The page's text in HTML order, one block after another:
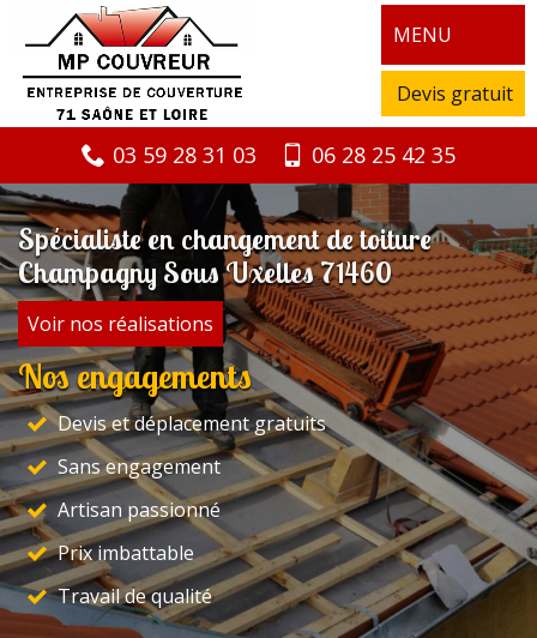
MENU
Devis gratuit
03 59 28 31 03 06 28 25 42 35
Spécialiste en changement de toiture
Champagny Sous Uxelles 71460
Voir nos réalisations
Nos engagements
Devis et déplacement gratuits
Sans engagement
Artisan passionné
Prix imbattable
Travail de qualité